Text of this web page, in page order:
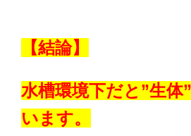
【結論】
水槽環境下だと”生体
います。